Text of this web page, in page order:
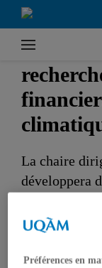
Accueil
Une
La chaire
développera
RECHERCHE
Préférences en